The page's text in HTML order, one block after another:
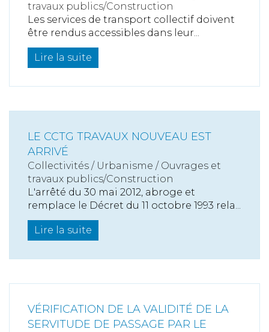
travaux publics/Construction
Les services de transport collectif doivent
être rendus accessibles dans leur...
Lire la suite
LE CCTG TRAVAUX NOUVEAU EST
ARRIVÉ
Collectivités / Urbanisme / Ouvrages et
travaux publics/Construction
L'arrêté du 30 mai 2012, abroge et
remplace le Décret du 11 octobre 1993 rela...
Lire la suite
VÉRIFICATION DE LA VALIDITÉ DE LA
SERVITUDE DE PASSAGE PAR LE